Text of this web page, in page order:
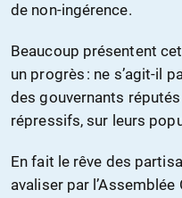
de non-ingérence.
Beaucoup présentent
un progrès : ne s’agit-il
des gouvernants
répressifs, sur leurs
En fait le rêve des
avaliser par l’Assemblée